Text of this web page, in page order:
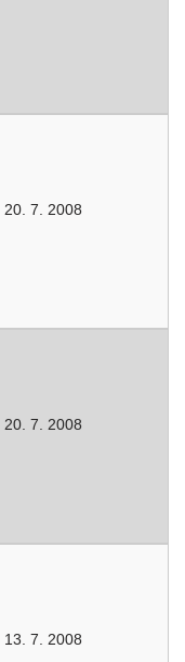
20. 7. 2008
20. 7. 2008
13. 7. 2008